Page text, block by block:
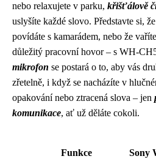
nebo relaxujete v parku, křišťálově
uslyšíte každé slovo. Představte si,
povídáte s kamarádem, nebo že
důležitý pracovní hovor – s WH-
mikrofon se postará o to, aby vás
zřetelně, i když se nacházíte v
opakování nebo ztracená slova – jen
komunikace, ať už děláte cokoli.
Funkce Sony